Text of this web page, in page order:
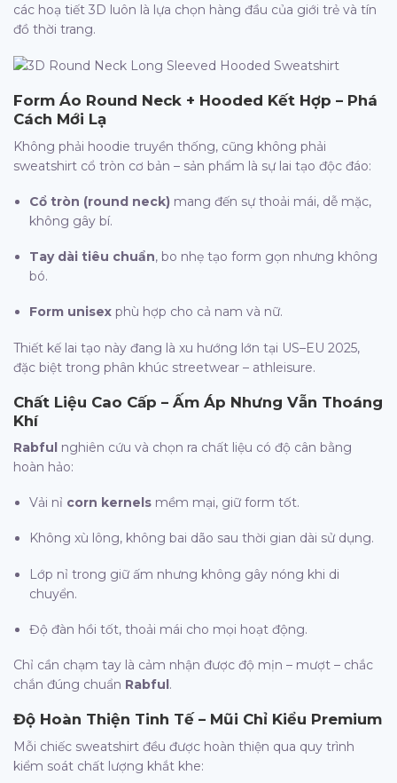
các hoạ tiết 3D luôn là lựa chọn hàng đầu của giới trẻ và tín
đồ thời trang.
Form Áo Round Neck + Hooded Kết Hợp – Phá
Cách Mới Lạ
Không phải hoodie truyền thống, cũng không phải
sweatshirt cổ tròn cơ bản – sản phẩm là sự lai tạo độc đáo:
Cổ tròn (round neck) mang đến sự thoải mái, dễ mặc,
không gây bí.
Tay dài tiêu chuẩn, bo nhẹ tạo form gọn nhưng không
bó.
Form unisex phù hợp cho cả nam và nữ.
Thiết kế lai tạo này đang là xu hướng lớn tại US–EU 2025,
đặc biệt trong phân khúc streetwear – athleisure.
Chất Liệu Cao Cấp – Ấm Áp Nhưng Vẫn Thoáng
Khí
Rabful nghiên cứu và chọn ra chất liệu có độ cân bằng
hoàn hảo:
Vải nỉ corn kernels mềm mại, giữ form tốt.
Không xù lông, không bai dão sau thời gian dài sử dụng.
Lớp nỉ trong giữ ấm nhưng không gây nóng khi di
chuyển.
Độ đàn hồi tốt, thoải mái cho mọi hoạt động.
Chỉ cần chạm tay là cảm nhận được độ mịn – mượt – chắc
chắn đúng chuẩn Rabful.
Độ Hoàn Thiện Tinh Tế – Mũi Chỉ Kiểu Premium
Mỗi chiếc sweatshirt đều được hoàn thiện qua quy trình
kiểm soát chất lượng khắt khe: